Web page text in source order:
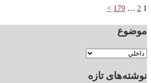
صفحه‌بندی
نوشته‌ها
1
2
…
179
>
موضوع
موضوع
نوشته‌های تازه